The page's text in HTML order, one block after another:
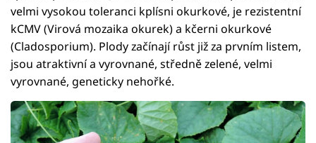
velmi vysokou toleranci kplísni okurkové, je rezistentní
kCMV (Virová mozaika okurek) a kčerni okurkové
(Cladosporium). Plody začínají růst již za prvním listem,
jsou atraktivní a vyrovnané, středně zelené, velmi
vyrovnané, geneticky nehořké.